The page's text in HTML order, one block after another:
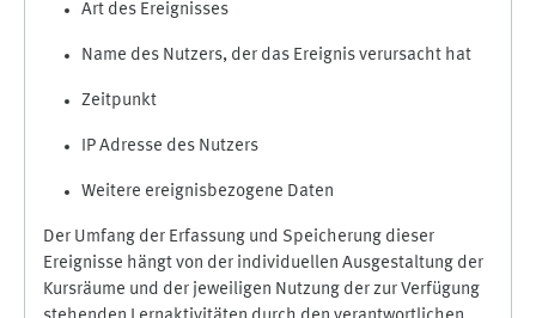
Art des Ereignisses
Name des Nutzers, der das Ereignis verursacht hat
Zeitpunkt
IP Adresse des Nutzers
Weitere ereignisbezogene Daten
Der Umfang der Erfassung und Speicherung dieser
Ereignisse hängt von der individuellen Ausgestaltung der
Kursräume und der jeweiligen Nutzung der zur Verfügung